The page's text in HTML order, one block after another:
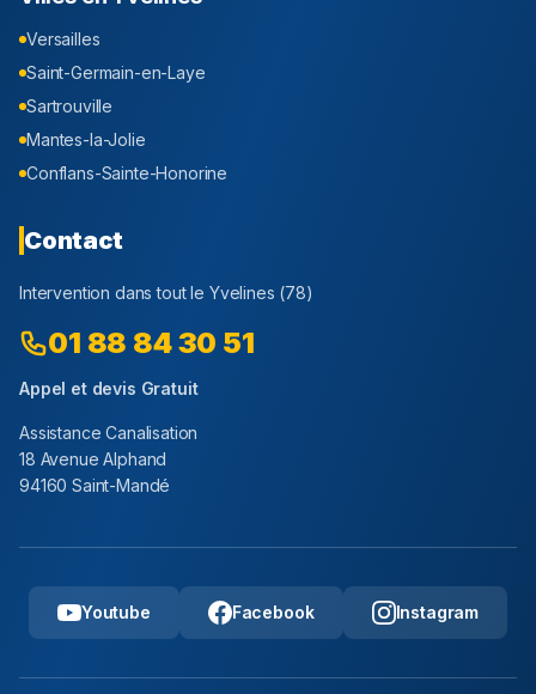
Versailles
Saint-Germain-en-Laye
Sartrouville
Mantes-la-Jolie
Conflans-Sainte-Honorine
Contact
Intervention dans tout le Yvelines (78)
01 88 84 30 51
Appel et devis Gratuit
Assistance Canalisation
18 Avenue Alphand
94160 Saint-Mandé
Youtube Facebook Instagram